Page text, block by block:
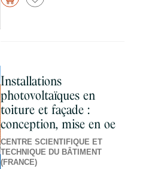
Installations
photovoltaïques en
toiture et façade :
conception, mise en oe
CENTRE SCIENTIFIQUE ET
TECHNIQUE DU BÂTIMENT
(FRANCE)